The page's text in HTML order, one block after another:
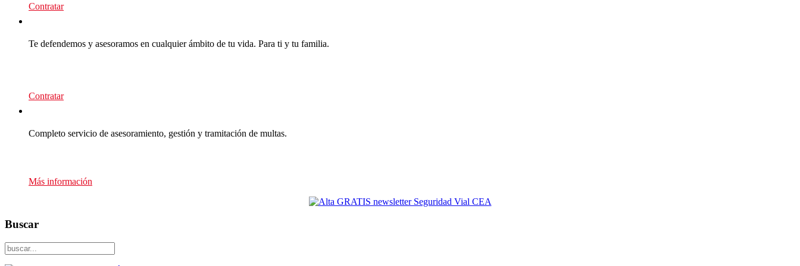
Contratar
Te defendemos y asesoramos en cualquier ámbito de tu vida. Para ti y tu familia.
Contratar
Completo servicio de asesoramiento, gestión y tramitación de multas.
Más información
Buscar